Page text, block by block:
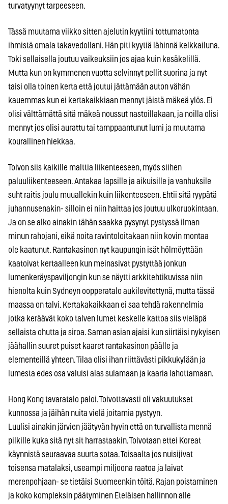
turvatyynyt tarpeeseen.
Tässä muutama viikko sitten ajelutin kyytiini tottumatonta
ihmistä omala takavedollani. Hän piti kyytiä lähinnä kelkkailuna.
Toki sellaisella joutuu vaikeuksiin jos ajaa kuin kesäkelillä.
Mutta kun on kymmenen vuotta selvinnyt pellit suorina ja nyt
taisi olla toinen kerta että joutui jättämään auton vähän
kauemmas kun ei kertakaikkiaan mennyt jäistä mäkeä ylös. Ei
olisi välttämättä sitä mäkeä noussut nastoillakaan, ja noilla olisi
mennyt jos olisi aurattu tai tamppaantunut lumi ja muutama
kourallinen hiekkaa.
Toivon siis kaikille malttia liikenteeseen, myös siihen
paluuliikenteeseen. Antakaa lapsille ja aikuisille ja vanhuksile
suht raitis joulu muuallekin kuin liikenteeseen. Ehtii sitä ryypätä
juhannusenakin- silloin ei niin haittaa jos joutuu ulkoruokintaan.
Ja on se alko ainakin tähän saakka pysynyt pystyssä ilman
minun rahojani, eikä noita ravintoloitakaan niin kovin montaa
ole kaatunut. Rantakasinon nyt kaupungin isät hölmöyttään
kaatoivat kertaalleen kun meinasivat pystyttää jonkun
lumenkeräyspaviljongin kun se näytti arkkitehtikuvissa niin
hienolta kuin Sydneyn oopperatalo aukilevitettynä, mutta tässä
maassa on talvi. Kertakakaikkaan ei saa tehdä rakennelmia
jotka keräävät koko talven lumet keskelle kattoa siis vieläpä
sellaista ohutta ja siroa. Saman asian ajaisi kun siirtäisi nykyisen
jäähallin suuret puiset kaaret rantakasinon päälle ja
elementeillä yhteen. Tilaa olisi ihan riittävästi pikkukylään ja
lumesta edes osa valuisi alas sulamaan ja kaaria lahottamaan.
Hong Kong tavaratalo paloi. Toivottavasti oli vakuutukset
kunnossa ja jäihän nuita vielä joitamia pystyyn.
Luulisi ainakin järvien jäätyvän hyvin että on turvallista mennä
pilkille kuka sitä nyt sit harrastaakin. Toivotaan ettei Koreat
käynnistä seuraavaa suurta sotaa. Toisaalta jos nuisijivat
toisensa matalaksi, useampi miljoona raatoa ja laivat
merenpohjaan- se tietäisi Suomeenkin töitä. Rajan poistaminen
ja koko kompleksin päätyminen Eteläisen hallinnon alle